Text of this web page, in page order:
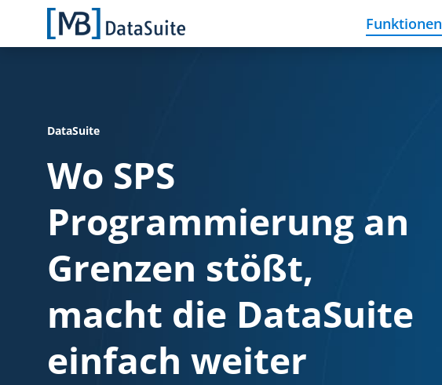
Funktionen
DataSuite
Wo SPS
Programmierung an
Grenzen stößt,
macht die DataSuite
einfach weiter